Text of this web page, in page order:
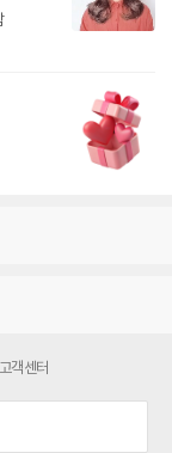
고객센터